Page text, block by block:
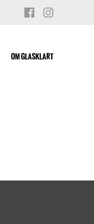
OM GLASKLART